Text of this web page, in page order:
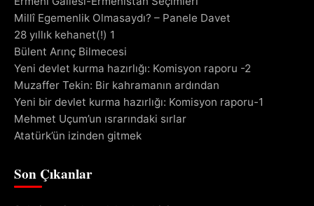
Millî Egemenlik Olmasaydı? – Panele Davet
28 yıllık kehanet(!) 1
Bülent Arınç Bilmecesi
Yeni devlet kurma hazırlığı: Komisyon raporu -2
Muzaffer Tekin: Bir kahramanın ardından
Yeni bir devlet kurma hazırlığı: Komisyon raporu-1
Mehmet Uçum’un ısrarındaki sırlar
Atatürk’ün izinden gitmek
Son Çıkanlar